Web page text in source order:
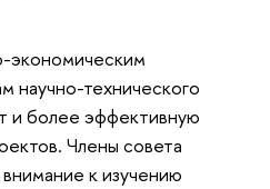
экономическим
научно-технического
и более эффективную
Члены совета
к изучению